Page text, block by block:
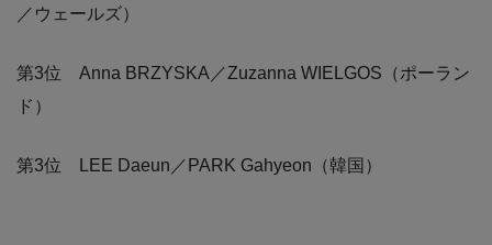
／ウェールズ）
第3位 Anna BRZYSKA／Zuzanna WIELGOS（ポーラン
ド）
第3位 LEE Daeun／PARK Gahyeon（韓国）